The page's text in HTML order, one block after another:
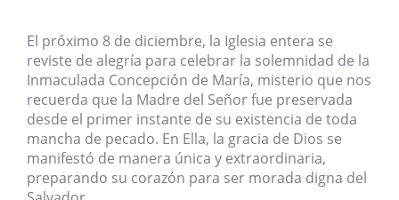
El próximo 8 de diciembre, la Iglesia entera se
reviste de alegría para celebrar la solemnidad de la
Inmaculada Concepción de María, misterio que nos
recuerda que la Madre del Señor fue preservada
desde el primer instante de su existencia de toda
mancha de pecado. En Ella, la gracia de Dios se
manifestó de manera única y extraordinaria,
preparando su corazón para ser morada digna del